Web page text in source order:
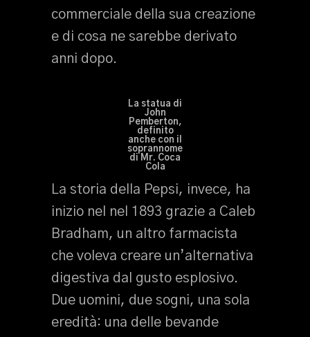
commerciale della sua creazione
e di cosa ne sarebbe derivato
anni dopo.
La statua di
John
Pemberton,
definito
anche con il
soprannome
di Mr. Coca
Cola
La storia della Pepsi, invece, ha
inizio nel nel 1893 grazie a Caleb
Bradham, un altro farmacista
che voleva creare un’alternativa
digestiva dal gusto esplosivo.
Due uomini, due sogni, una sola
eredità: una delle bevande